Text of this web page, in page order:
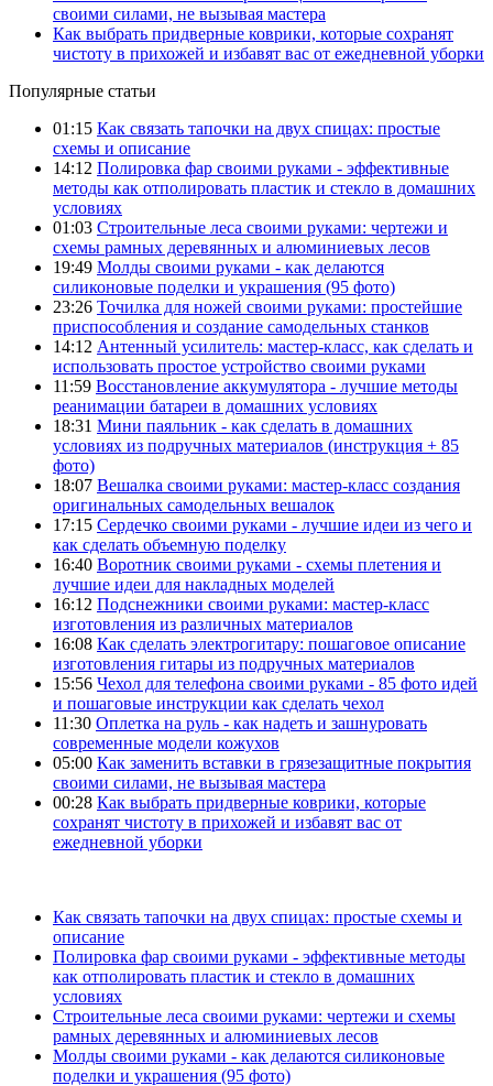
своими силами, не вызывая мастера
Как выбрать придверные коврики, которые сохранят
чистоту в прихожей и избавят вас от ежедневной уборки
Популярные статьи
01:15 Как связать тапочки на двух спицах: простые
схемы и описание
14:12 Полировка фар своими руками - эффективные
методы как отполировать пластик и стекло в домашних
условиях
01:03 Строительные леса своими руками: чертежи и
схемы рамных деревянных и алюминиевых лесов
19:49 Молды своими руками - как делаются
силиконовые поделки и украшения (95 фото)
23:26 Точилка для ножей своими руками: простейшие
приспособления и создание самодельных станков
14:12 Антенный усилитель: мастер-класс, как сделать и
использовать простое устройство своими руками
11:59 Восстановление аккумулятора - лучшие методы
реанимации батареи в домашних условиях
18:31 Мини паяльник - как сделать в домашних
условиях из подручных материалов (инструкция + 85
фото)
18:07 Вешалка своими руками: мастер-класс создания
оригинальных самодельных вешалок
17:15 Сердечко своими руками - лучшие идеи из чего и
как сделать объемную поделку
16:40 Воротник своими руками - схемы плетения и
лучшие идеи для накладных моделей
16:12 Подснежники своими руками: мастер-класс
изготовления из различных материалов
16:08 Как сделать электрогитару: пошаговое описание
изготовления гитары из подручных материалов
15:56 Чехол для телефона своими руками - 85 фото идей
и пошаговые инструкции как сделать чехол
11:30 Оплетка на руль - как надеть и зашнуровать
современные модели кожухов
05:00 Как заменить вставки в грязезащитные покрытия
своими силами, не вызывая мастера
00:28 Как выбрать придверные коврики, которые
сохранят чистоту в прихожей и избавят вас от
ежедневной уборки
Как связать тапочки на двух спицах: простые схемы и
описание
Полировка фар своими руками - эффективные методы
как отполировать пластик и стекло в домашних
условиях
Строительные леса своими руками: чертежи и схемы
рамных деревянных и алюминиевых лесов
Молды своими руками - как делаются силиконовые
поделки и украшения (95 фото)